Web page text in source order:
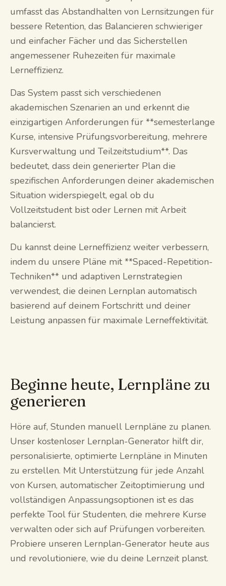
umfasst das Abstandhalten von Lernsitzungen für
bessere Retention, das Balancieren schwieriger
und einfacher Fächer und das Sicherstellen
angemessener Ruhezeiten für maximale
Lerneffizienz.
Das System passt sich verschiedenen
akademischen Szenarien an und erkennt die
einzigartigen Anforderungen für **semesterlange
Kurse, intensive Prüfungsvorbereitung, mehrere
Kursverwaltung und Teilzeitstudium**. Das
bedeutet, dass dein generierter Plan die
spezifischen Anforderungen deiner akademischen
Situation widerspiegelt, egal ob du
Vollzeitstudent bist oder Lernen mit Arbeit
balancierst.
Du kannst deine Lerneffizienz weiter verbessern,
indem du unsere Pläne mit **Spaced-Repetition-
Techniken** und adaptiven Lernstrategien
verwendest, die deinen Lernplan automatisch
basierend auf deinem Fortschritt und deiner
Leistung anpassen für maximale Lerneffektivität.
Beginne heute, Lernpläne zu
generieren
Höre auf, Stunden manuell Lernpläne zu planen.
Unser kostenloser Lernplan-Generator hilft dir,
personalisierte, optimierte Lernpläne in Minuten
zu erstellen. Mit Unterstützung für jede Anzahl
von Kursen, automatischer Zeitoptimierung und
vollständigen Anpassungsoptionen ist es das
perfekte Tool für Studenten, die mehrere Kurse
verwalten oder sich auf Prüfungen vorbereiten.
Probiere unseren Lernplan-Generator heute aus
und revolutioniere, wie du deine Lernzeit planst.